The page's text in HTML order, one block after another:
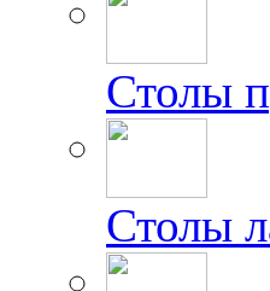
Столы
Столы